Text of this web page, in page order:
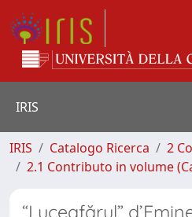
IRIS
IRIS Catalogo Ricerca
2
2.1 Contributo in volume
“Luceafărul”